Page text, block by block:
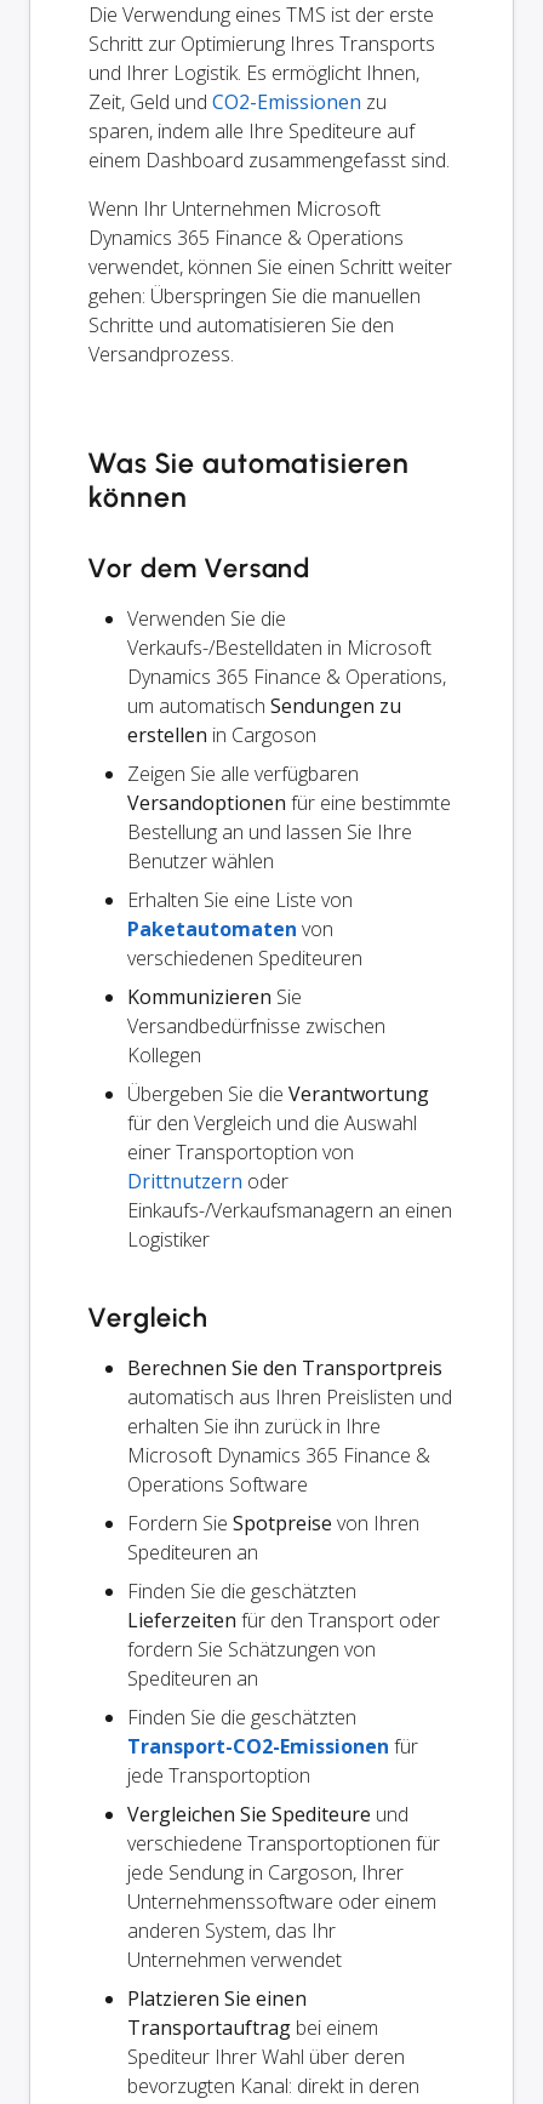
Die Verwendung eines TMS ist der erste
Schritt zur Optimierung Ihres Transports
und Ihrer Logistik. Es ermöglicht Ihnen,
Zeit, Geld und CO2-Emissionen zu
sparen, indem alle Ihre Spediteure auf
einem Dashboard zusammengefasst sind.
Wenn Ihr Unternehmen Microsoft
Dynamics 365 Finance & Operations
verwendet, können Sie einen Schritt weiter
gehen: Überspringen Sie die manuellen
Schritte und automatisieren Sie den
Versandprozess.
Was Sie automatisieren
können
Vor dem Versand
Verwenden Sie die
Verkaufs-/Bestelldaten in Microsoft
Dynamics 365 Finance & Operations,
um automatisch Sendungen zu
erstellen in Cargoson
Zeigen Sie alle verfügbaren
Versandoptionen für eine bestimmte
Bestellung an und lassen Sie Ihre
Benutzer wählen
Erhalten Sie eine Liste von
Paketautomaten von
verschiedenen Spediteuren
Kommunizieren Sie
Versandbedürfnisse zwischen
Kollegen
Übergeben Sie die Verantwortung
für den Vergleich und die Auswahl
einer Transportoption von
Drittnutzern oder
Einkaufs-/Verkaufsmanagern an einen
Logistiker
Vergleich
Berechnen Sie den Transportpreis
automatisch aus Ihren Preislisten und
erhalten Sie ihn zurück in Ihre
Microsoft Dynamics 365 Finance &
Operations Software
Fordern Sie Spotpreise von Ihren
Spediteuren an
Finden Sie die geschätzten
Lieferzeiten für den Transport oder
fordern Sie Schätzungen von
Spediteuren an
Finden Sie die geschätzten
Transport-CO2-Emissionen für
jede Transportoption
Vergleichen Sie Spediteure und
verschiedene Transportoptionen für
jede Sendung in Cargoson, Ihrer
Unternehmenssoftware oder einem
anderen System, das Ihr
Unternehmen verwendet
Platzieren Sie einen
Transportauftrag bei einem
Spediteur Ihrer Wahl über deren
bevorzugten Kanal: direkt in deren